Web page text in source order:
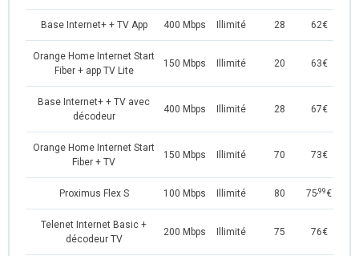
Base Internet+ + TV App 400 Mbps Illimité 28 62€
Orange Home Internet Start
Fiber + app TV Lite
150 Mbps Illimité 20 63€
Base Internet+ + TV avec
décodeur
400 Mbps Illimité 28 67€
Orange Home Internet Start
Fiber + TV
150 Mbps Illimité 70 73€
Proximus Flex S 100 Mbps Illimité 80 75 ,99€
Telenet Internet Basic +
décodeur TV
200 Mbps Illimité 75 76€